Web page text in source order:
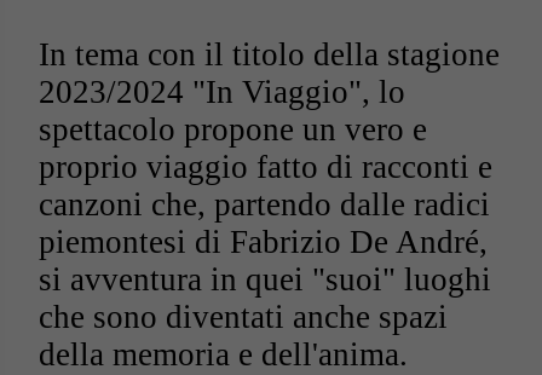
In tema con il titolo della stagione
2023/2024 "In Viaggio", lo
spettacolo propone un vero e
proprio viaggio fatto di racconti e
canzoni che, partendo dalle radici
piemontesi di Fabrizio De André,
si avventura in quei "suoi" luoghi
che sono diventati anche spazi
della memoria e dell'anima.